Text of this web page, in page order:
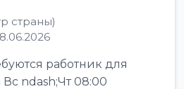
страны)
работник для
ndash;Чт 08:00